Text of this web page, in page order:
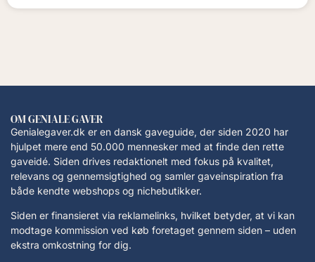
OM GENIALE GAVER
Genialegaver.dk er en dansk gaveguide, der siden 2020 har
hjulpet mere end 50.000 mennesker med at finde den rette
gaveidé. Siden drives redaktionelt med fokus på kvalitet,
relevans og gennemsigtighed og samler gaveinspiration fra
både kendte webshops og nichebutikker.
Siden er finansieret via reklamelinks, hvilket betyder, at vi kan
modtage kommission ved køb foretaget gennem siden – uden
ekstra omkostning for dig.